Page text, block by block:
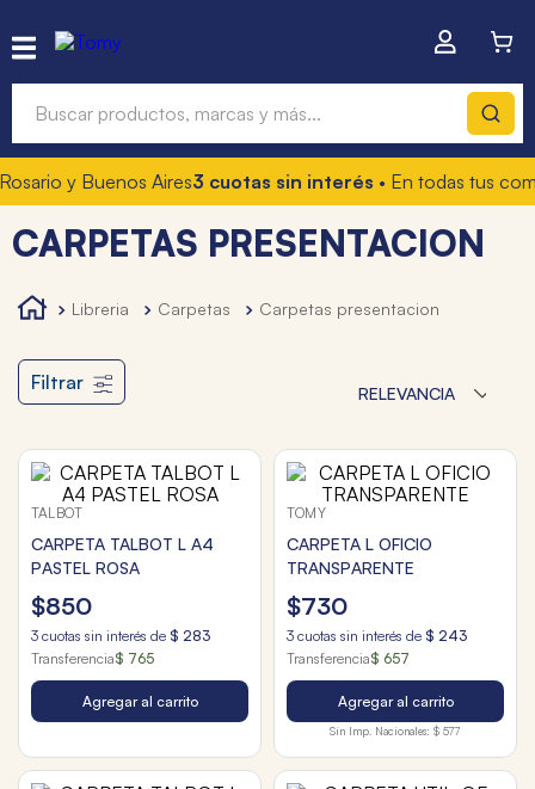
y Buenos Aires3 cuotas sin interés• En todas tus
CARPETAS PRESENTACION
libreria carpetas carpetas presentacion
Filtrar RELEVANCIA
TALBOT
CARPETA TALBOT L A4
PASTEL ROSA
$850
3 cuotas sin interés de $ 283
Transferencia$ 765
Agregar al carrito
TOMY
CARPETA L OFICIO
TRANSPARENTE
$730
3 cuotas sin interés de $ 243
Transferencia$ 657
Agregar al carrito
Sin Imp. Nacionales: $ 577
Términos más buscados
1.
hot wheels
3.
4. marcadores